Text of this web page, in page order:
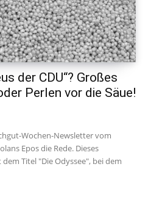
der CDU“? Großes
Perlen vor die Säue!
Wochen-Newsletter vom
Epos die Rede. Dieses
Titel "Die Odyssee", bei dem